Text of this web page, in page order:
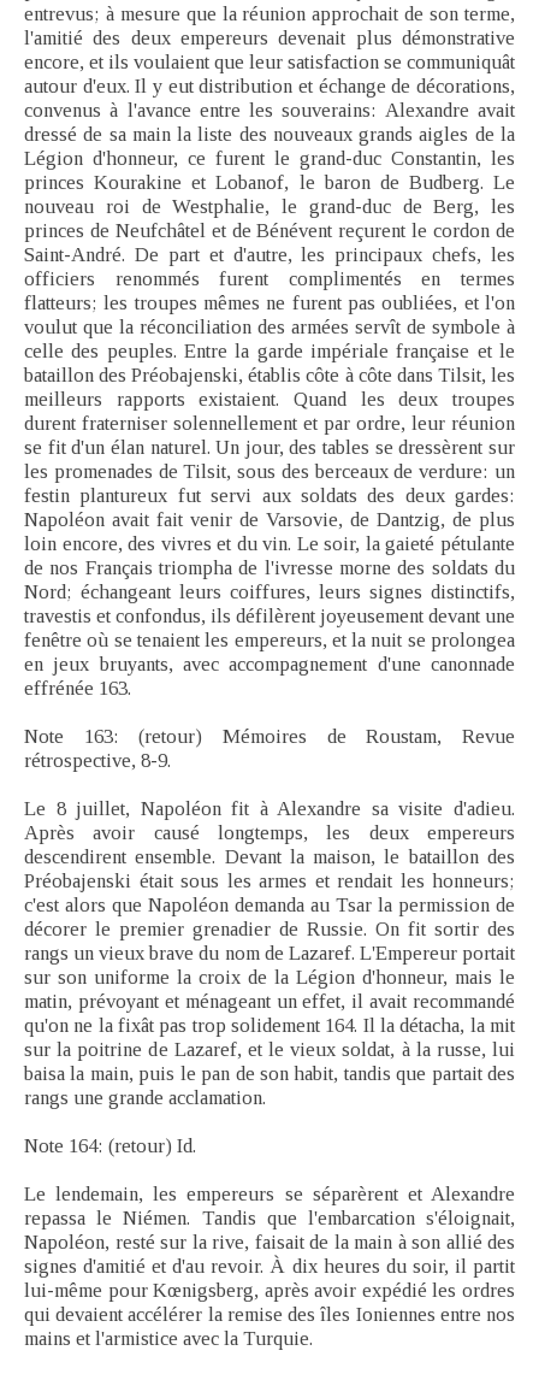
entrevus; à mesure que la réunion approchait de son terme,
l'amitié des deux empereurs devenait plus démonstrative
encore, et ils voulaient que leur satisfaction se communiquât
autour d'eux. Il y eut distribution et échange de décorations,
convenus à l'avance entre les souverains: Alexandre avait
dressé de sa main la liste des nouveaux grands aigles de la
Légion d'honneur, ce furent le grand-duc Constantin, les
princes Kourakine et Lobanof, le baron de Budberg. Le
nouveau roi de Westphalie, le grand-duc de Berg, les
princes de Neufchâtel et de Bénévent reçurent le cordon de
Saint-André. De part et d'autre, les principaux chefs, les
officiers renommés furent complimentés en termes
flatteurs; les troupes mêmes ne furent pas oubliées, et l'on
voulut que la réconciliation des armées servît de symbole à
celle des peuples. Entre la garde impériale française et le
bataillon des Préobajenski, établis côte à côte dans Tilsit, les
meilleurs rapports existaient. Quand les deux troupes
durent fraterniser solennellement et par ordre, leur réunion
se fit d'un élan naturel. Un jour, des tables se dressèrent sur
les promenades de Tilsit, sous des berceaux de verdure: un
festin plantureux fut servi aux soldats des deux gardes:
Napoléon avait fait venir de Varsovie, de Dantzig, de plus
loin encore, des vivres et du vin. Le soir, la gaieté pétulante
de nos Français triompha de l'ivresse morne des soldats du
Nord; échangeant leurs coiffures, leurs signes distinctifs,
travestis et confondus, ils défilèrent joyeusement devant une
fenêtre où se tenaient les empereurs, et la nuit se prolongea
en jeux bruyants, avec accompagnement d'une canonnade
effrénée 163.
Note 163: (retour) Mémoires de Roustam, Revue
rétrospective, 8-9.
Le 8 juillet, Napoléon fit à Alexandre sa visite d'adieu.
Après avoir causé longtemps, les deux empereurs
descendirent ensemble. Devant la maison, le bataillon des
Préobajenski était sous les armes et rendait les honneurs;
c'est alors que Napoléon demanda au Tsar la permission de
décorer le premier grenadier de Russie. On fit sortir des
rangs un vieux brave du nom de Lazaref. L'Empereur portait
sur son uniforme la croix de la Légion d'honneur, mais le
matin, prévoyant et ménageant un effet, il avait recommandé
qu'on ne la fixât pas trop solidement 164. Il la détacha, la mit
sur la poitrine de Lazaref, et le vieux soldat, à la russe, lui
baisa la main, puis le pan de son habit, tandis que partait des
rangs une grande acclamation.
Note 164: (retour) Id.
Le lendemain, les empereurs se séparèrent et Alexandre
repassa le Niémen. Tandis que l'embarcation s'éloignait,
Napoléon, resté sur la rive, faisait de la main à son allié des
signes d'amitié et d'au revoir. À dix heures du soir, il partit
lui-même pour Kœnigsberg, après avoir expédié les ordres
qui devaient accélérer la remise des îles Ioniennes entre nos
mains et l'armistice avec la Turquie.